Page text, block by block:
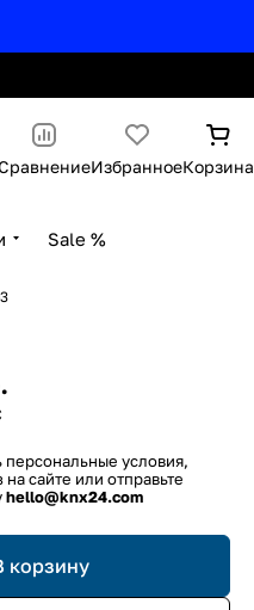
ИзбранноеКорзина
Sale %
персональные условия,
сайте или отправьте
hello@knx24.com
корзину